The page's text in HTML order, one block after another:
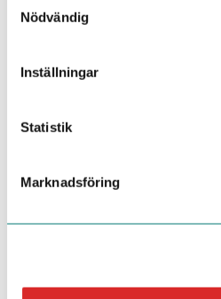
Nödvändig
Inställningar
Statistik
Marknadsföring
träff. Välkommen att kontakta
påsofie.skaranger@jobbet.se